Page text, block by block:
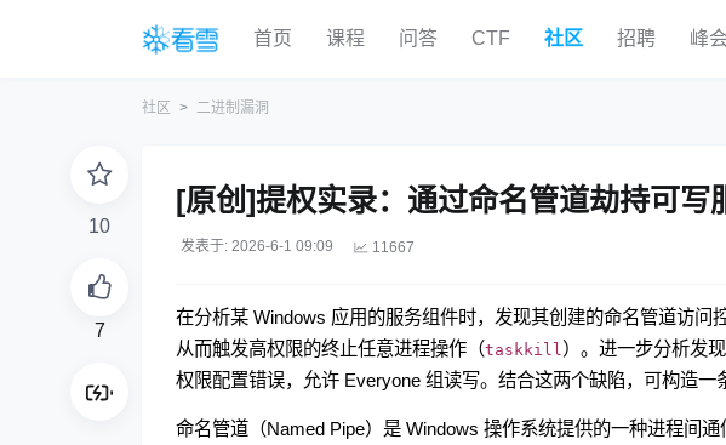
首页 课程 问答 CTF 社区 招聘 峰会
社区 二进制漏洞
10
7
[原创]提权实录：通过命名管道劫持可写
发表于: 2026-6-1 09:09 11667
在分析某 Windows 应用的服务组件时，发现其创建的命名管道访
从而触发高权限的终止任意进程操作（taskkill ）。进一步分析发
权限配置错误，允许 Everyone 组读写。结合这两个缺陷，可构造一
命名管道（Named Pipe）是 Windows 操作系统提供的一种进程间